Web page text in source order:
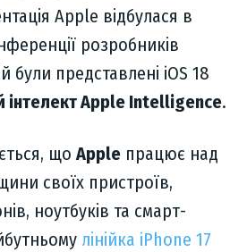
Apple відбулася в
розробників
були представлені iOS 18
інтелект Apple Intelligence.
що Apple працює над
своїх пристроїв,
ноутбуків та смарт-
лінійка iPhone 17